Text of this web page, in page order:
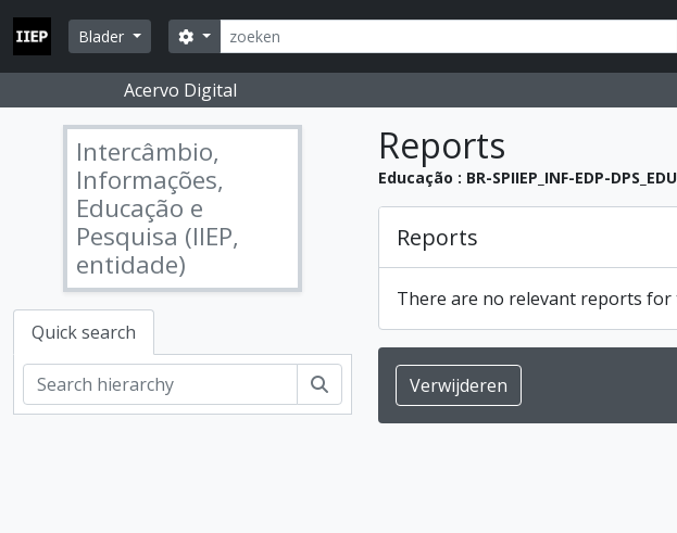
Skip to main content
Blader
zoeken
Search options
Acervo Digital
Intercâmbio,
Informações,
Educação e
Pesquisa (IIEP,
entidade)
Quick search
Reports
Educação : BR-SPIIEP_INF-EDP-
Reports
There are no relevant reports for
Verwijderen